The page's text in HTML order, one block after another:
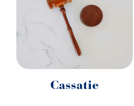
Cassatie